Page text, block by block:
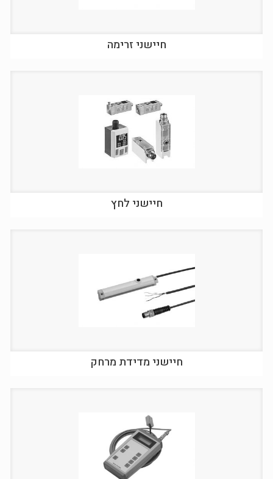
חיישני זרימה
חיישני לחץ
חיישני מדידת מרחק